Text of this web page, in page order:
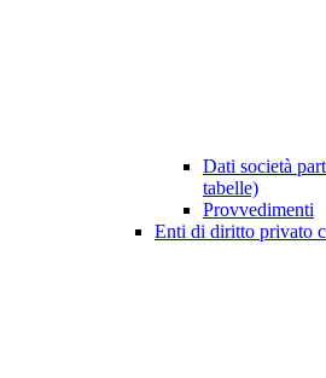
Dati società
tabelle)
Provvedimenti
Enti di diritto privato